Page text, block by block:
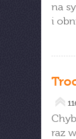
na
i
raz